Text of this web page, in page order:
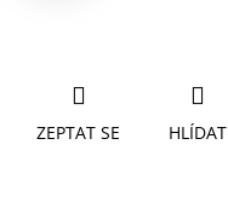
ZEPTAT SE HLÍDAT